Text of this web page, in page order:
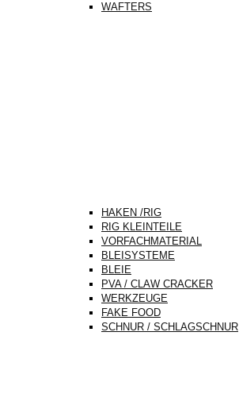
WAFTERS
HAKEN /RIG
RIG KLEINTEILE
VORFACHMATERIAL
BLEISYSTEME
BLEIE
PVA / CLAW CRACKER
WERKZEUGE
FAKE FOOD
SCHNUR / SCHLAGSCHNUR